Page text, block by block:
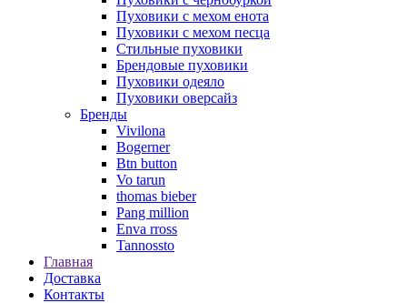
Пуховики с мехом енота
Пуховики с мехом песца
Стильные пуховики
Брендовые пуховики
Пуховики одеяло
Пуховики оверсайз
Бренды
Vivilona
Bogerner
Btn button
Vo tarun
thomas bieber
Pang million
Enva rross
Tannossto
Главная
Доставка
Контакты